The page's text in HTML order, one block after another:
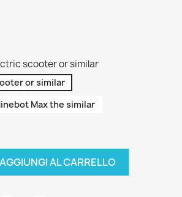
scooter or similar
or similar
Max the similar
AGGIUNGI AL CARRELLO